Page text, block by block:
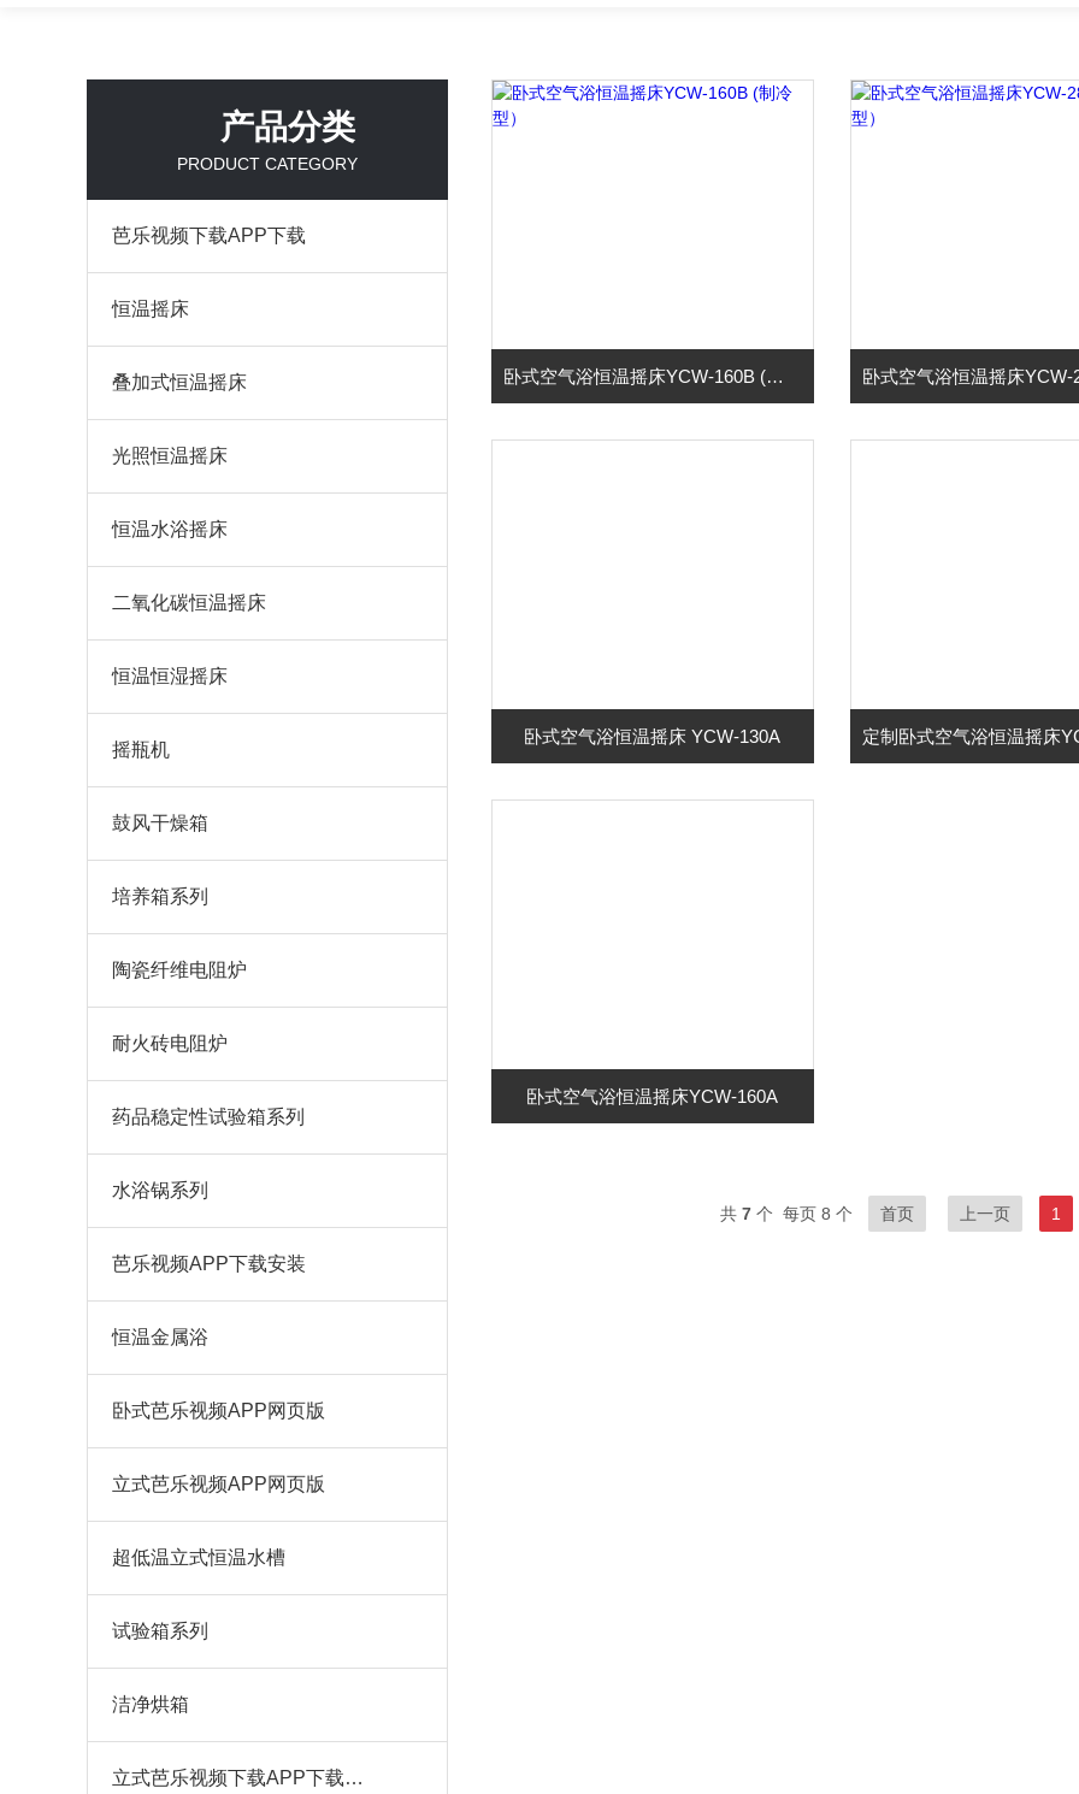
产品分类
PRODUCT CATEGORY
芭乐视频下载APP下载
恒温摇床
叠加式恒温摇床
光照恒温摇床
恒温水浴摇床
二氧化碳恒温摇床
恒温恒湿摇床
摇瓶机
鼓风干燥箱
培养箱系列
陶瓷纤维电阻炉
耐火砖电阻炉
药品稳定性试验箱系列
水浴锅系列
芭乐视频APP下载安装
恒温金属浴
卧式芭乐视频APP网页版
立式芭乐视频APP网页版
超低温立式恒温水槽
试验箱系列
洁净烘箱
立式芭乐视频下载APP下载（耐腐蚀）
卧式空气浴恒温摇床YCW-160B (制冷型）
卧式空气浴恒温摇床 YCW-130A
卧式空气浴恒温摇床YCW-160A
共 7 个 每页 8 个 首页 上一页 1